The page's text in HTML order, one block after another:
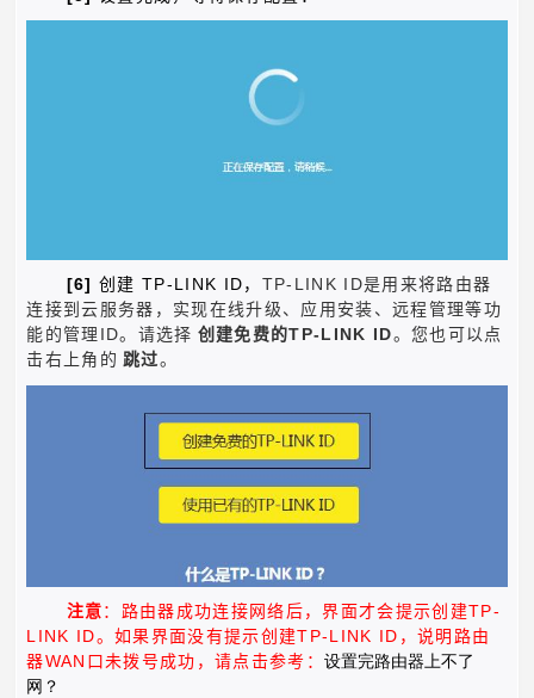
[6] 创建 TP-LINK ID ， TP-LINK ID是用来将路由器
连接到云服务器，实现在线升级、应用安装、远程管理等功
能的管理 ID。请选择 创建免费的TP-LINK ID。您也可以点
击右上角的 跳过。
注意 ： 路由器成功连接网络后，界面才会提示创建TP-
LINK ID。如果界面没有提示创建TP-LINK ID ，说明路由
器WAN 口未拨号成功， 请点击参考： 设置完路由器上不了
网？